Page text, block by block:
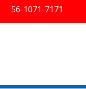
56-1071-7171